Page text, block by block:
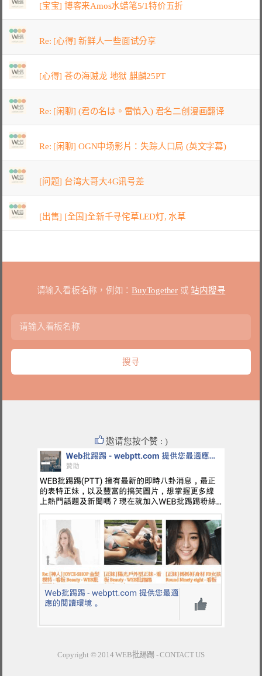
[宝宝] 博客来Amos水蜡笔5/1特价五折
Re: [心得] 新鲜人一些面试分享
[心得] 苍の海贼龙 地狱 麒麟25PT
Re: [闲聊] (君の名は。雷慎入) 君名二创漫画翻译
Re: [闲聊] OGN中场影片：失踪人口局 (英文字幕)
[问题] 台湾大哥大4G讯号差
[出售] [全国]全新千寻侘草LED灯, 水草
请输入看板名称，例如：BuyTogether或 站内搜寻
邀请您按个赞 : )
Copyright © 2014WEB批踢踢-CONTACT US